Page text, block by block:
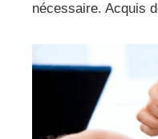
nécessaire. Acquis